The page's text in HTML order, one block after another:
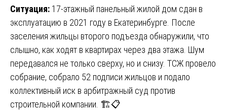
Ситуация: 17-этажный панельный жилой дом сдан в
эксплуатацию в 2021 году в Екатеринбурге. После
заселения жильцы второго подъезда обнаружили, что
слышно, как ходят в квартирах через два этажа. Шум
передавался не только сверху, но и снизу. ТСЖ провело
собрание, собрало 52 подписи жильцов и подало
коллективный иск в арбитражный суд против
строительной компании. 🏗️📋